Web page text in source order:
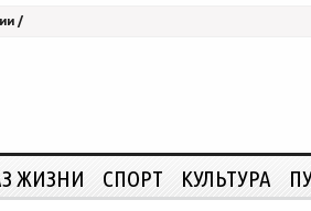
/
ЖИЗНИ СПОРТ КУЛЬТУРА